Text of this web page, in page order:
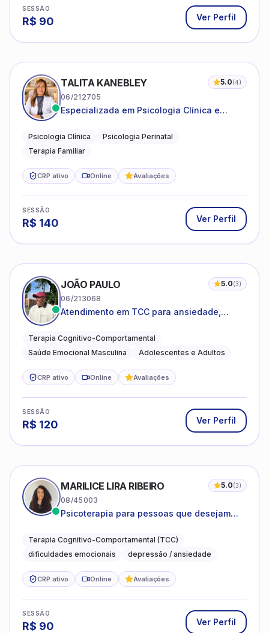
SESSÃO
R$ 90 Ver Perfil
TALITA KANEBLEY 5.0(4)
06/212705
Especializada em Psicologia Clínica e
famílias
Psicologia Clínica
Psicologia Perinatal
Terapia Familiar
CRP ativo Online Avaliações
SESSÃO
R$ 140 Ver Perfil
JOÃO PAULO 5.0(3)
06/213068
Atendimento em TCC para ansiedade,
emocional
Terapia Cognitivo-Comportamental
Saúde Emocional Masculina
Adolescentes e Adultos
CRP ativo Online Avaliações
SESSÃO
R$ 120 Ver Perfil
MARILICE LIRA RIBEIRO 5.0(3)
08/45003
Psicoterapia para pessoas que desejam
dificuldades do dia a dia
Terapia Cognitivo-Comportamental (TCC)
dificuldades emocionais
depressão / ansiedade
CRP ativo Online Avaliações
SESSÃO
R$ 90 Ver Perfil